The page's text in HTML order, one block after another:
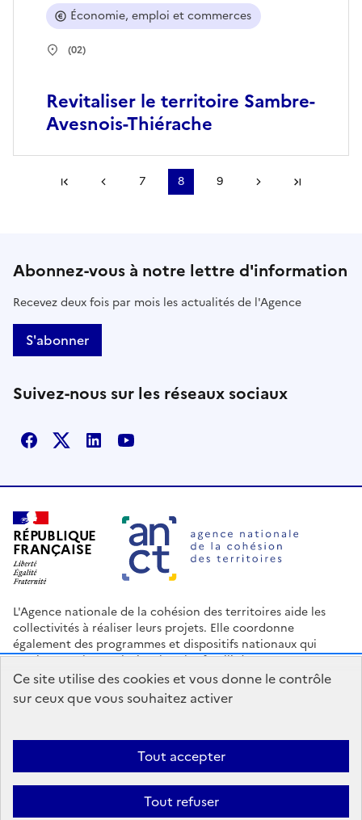
Ce site utilise des cookies et vous donne le contrôle
sur ceux que vous souhaitez activer
Tout accepter
Tout refuser
Revitaliser le territoire Sambre-
Avesnois-Thiérache
Économie, emploi et commerces
(02)
Première pagePage précédente
7 8 9 Page suivante
Abonnez-vous à notre lettre d'information
Recevez deux fois par mois les actualités de l'Agence
S'abonner
Suivez-nous sur les réseaux sociaux
Facebook
X LinkedinYoutube
RÉPUBLIQUE
FRANÇAISE
L'Agence nationale de la cohésion des territoires aide les
collectivités à réaliser leurs projets. Elle coordonne
également des programmes et dispositifs nationaux qui
soutiennent les territoires les plus fragilisés.
Espace Presse Logo ANCT
data.gouv.fr
Accessibilité : Partiellement conforme Mentions légales
Politique